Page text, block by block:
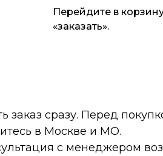
Перейдите в
«заказать».
заказ сразу. Перед
в Москве и МО.
с менеджером